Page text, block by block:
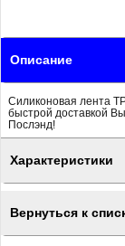
Описание
Силиконовая лента
быстрой доставкой
Послэнд!
Характеристики
Вернуться к